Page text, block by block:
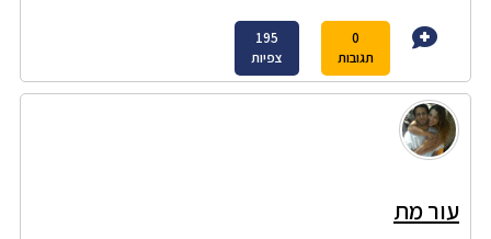
0
תגובות
195
צפיות
עור מת